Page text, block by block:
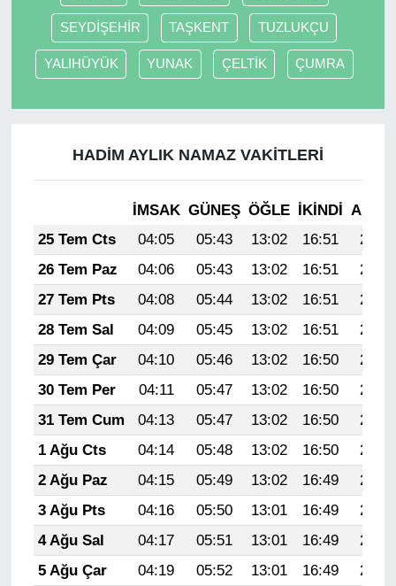
SEYDİŞEHİR TAŞKENT TUZLUKÇU
YALIHÜYÜK YUNAK ÇELTİK ÇUMRA
HADİM AYLIK NAMAZ VAKITLERI
İMSAK GÜNEŞ ÖĞLE İKINDI
25 Tem Cts
04:05 05:43 13:02 16:51
20:11
26 Tem Paz
04:06 05:43 13:02 16:51
20:10
27 Tem Pts
04:08 05:44 13:02 16:51
20:09
28 Tem Sal
04:09 05:45 13:02 16:51
20:09
29 Tem Çar
04:10 05:46 13:02 16:50
20:08
30 Tem Per
04:11 05:47 13:02 16:50
20:07
31 Tem Cum
04:13 05:47 13:02 16:50
20:06
1 Ağu Cts
04:14 05:48 13:02 16:50
20:05
2 Ağu Paz
04:15 05:49 13:02 16:49
20:04
3 Ağu Pts
04:16 05:50 13:01 16:49
20:03
4 Ağu Sal
04:17 05:51 13:01 16:49
20:02
5 Ağu Çar
04:19 05:52 13:01 16:49
20:01